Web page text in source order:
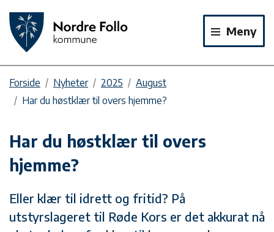
Meny
Forside Nyheter 2025
August
Har du høstklær til overs hjemme?
Har du høstklær til overs
hjemme?
Eller klær til idrett og fritid? På
utstyrslageret til Røde Kors er det akkurat nå